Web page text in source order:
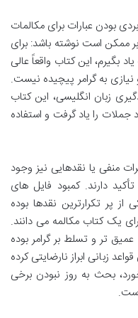
بودن عبارات برای مکالمات
ممکن است نوشته باشد: برای
بگیرم، این کتاب واقعاً عالی
به گرامر پیچیده نیست.
زبان انگلیسی، این کتاب
را یاد گرفت و استفاده
منفی یا نقدهایی نیز وجود
دارند. کمبود فایل های
پر تکرارترین نقدها بوده
یک کتاب مکالمه می دانند.
تر و تسلط بر گرامر بوده
زبانی ابراز نارضایتی کرده
بحث به روز نبودن برخی